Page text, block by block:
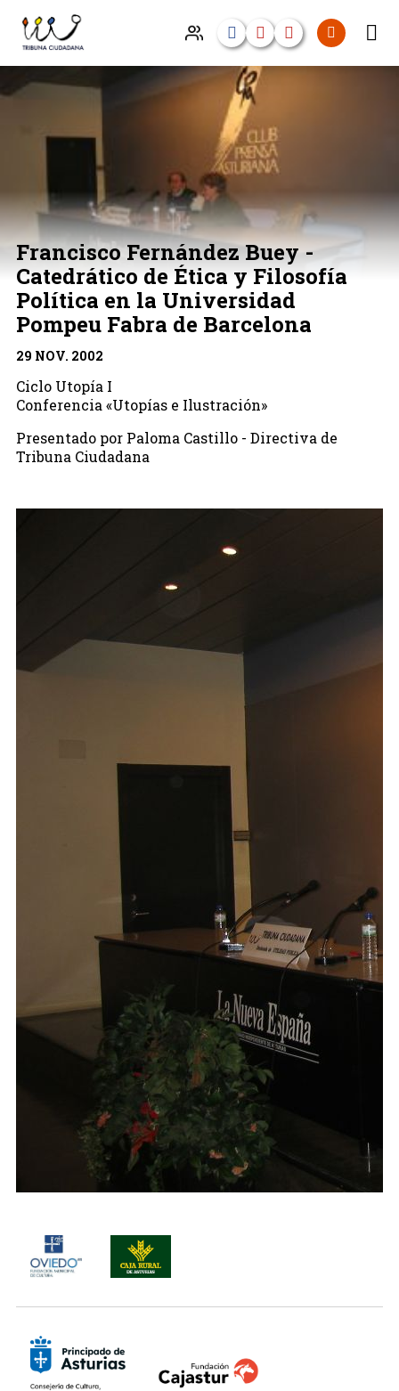
Francisco Fernández Buey -
Catedrático de Ética y Filosofía
Política en la Universidad
Pompeu Fabra de Barcelona
29 NOV. 2002
Ciclo Utopía I
Conferencia «Utopías e Ilustración»
Presentado por Paloma Castillo - Directiva de
Tribuna Ciudadana